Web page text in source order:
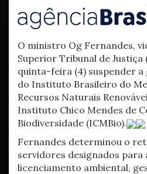
O ministro Og Fernandes,
Superior Tribunal de Justiça
quinta-feira (4) suspender a
do Instituto Brasileiro do
Recursos Naturais
Instituto Chico Mendes de
Biodiversidade (ICMBio).
Fernandes determinou o
servidores designados para
licenciamento ambiental,